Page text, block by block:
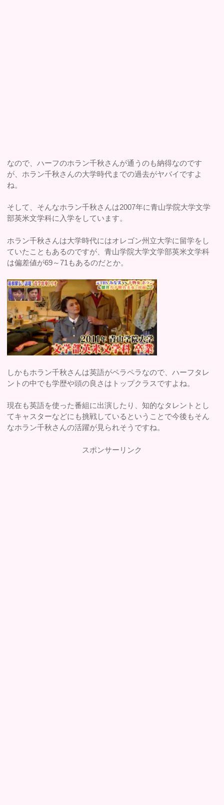
なので、ハーフのホラン千秋さんが通うのも納得なのです
が、ホラン千秋さんの大学時代までの過去がヤバイですよ
ね。
そして、そんなホラン千秋さんは2007年に青山学院大学文学
部英米文学科に入学をしています。
ホラン千秋さんは大学時代にはオレゴン州立大学に留学をし
ていたこともあるのですが、青山学院大学文学部英米文学科
は偏差値が69～71もあるのだとか。
しかもホラン千秋さんは英語がペラペラなので、ハーフタレ
ントの中でも学歴や頭の良さはトップクラスですよね。
現在も英語を使った番組に出演したり、知的なタレントとし
てキャスターなどにも挑戦しているということで今後もそん
なホラン千秋さんの活躍が見られそうですね。
スポンサーリンク